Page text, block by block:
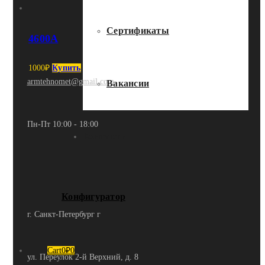
armtehnomet@gmail.com
Пн-Пт 10:00 - 18:00
г. Санкт-Петербург г
ул. Переулок 2-й Верхний, д. 8
Сертификаты
Вакансии
Конфигуратор
Cart0₽0
4600A
1000₽ Купить